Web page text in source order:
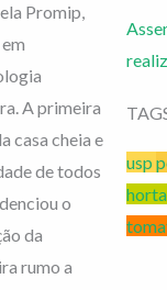
Promip,
A primeira
casa cheia e
de todos
o
da
rumo a
usp